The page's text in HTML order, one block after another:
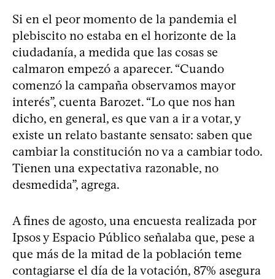
Si en el peor momento de la pandemia el
plebiscito no estaba en el horizonte de la
ciudadanía, a medida que las cosas se
calmaron empezó a aparecer. “Cuando
comenzó la campaña observamos mayor
interés”, cuenta Barozet. “Lo que nos han
dicho, en general, es que van a ir a votar, y
existe un relato bastante sensato: saben que
cambiar la constitución no va a cambiar todo.
Tienen una expectativa razonable, no
desmedida”, agrega.
A fines de agosto, una encuesta realizada por
Ipsos y Espacio Público señalaba que, pese a
que más de la mitad de la población teme
contagiarse el día de la votación, 87% asegura